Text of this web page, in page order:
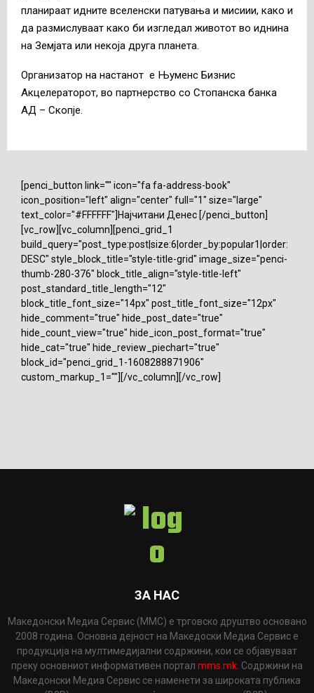
планираат идните вселенски патувања и мисиии, како и
да размислуваат како би изгледал животот во иднина
на Земјата или некоја друга планета.
Организатор на настанот е Њуменс Бизнис
Акцелераторот, во партнерство со Стопанска банка
АД – Скопје.
[penci_button link="" icon="fa fa-address-book"
icon_position="left" align="center" full="1" size="large"
text_color="#FFFFFF"]Најчитани Денес [/penci_button]
[vc_row][vc_column][penci_grid_1
build_query="post_type:post|size:6|order_by:popular1|order:
DESC" style_block_title="style-title-grid" image_size="penci-
thumb-280-376" block_title_align="style-title-left"
post_standard_title_length="12"
block_title_font_size="14px" post_title_font_size="12px"
hide_comment="true" hide_post_date="true"
hide_count_view="true" hide_icon_post_format="true"
hide_cat="true" hide_review_piechart="true"
block_id="penci_grid_1-1608288871906"
custom_markup_1=""][/vc_column][/vc_row]
ЗА НАС
Македонски Медиа Сервис (ММС) е трговско друштво основано
2008 година. Основна дејност на Македоски Медиа Сервис е
продукција на мултимедијални содржини, кои се објавуваат
преку основниот информативен портал mms.mk . Содржини на
Македонски Медиа Сервис се наменети за широката публика